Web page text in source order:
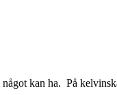
kan ha. På